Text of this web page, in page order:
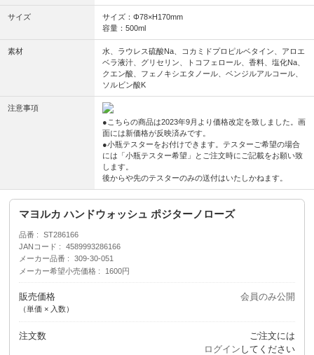
サイズ
サイズ：Φ78×H170mm
容量：500ml
素材
水、ラウレス硫酸Na、コカミドプロピルベタイン、アロエ
ベラ液汁、グリセリン、トコフェロール、香料、塩化Na、
クエン酸、フェノキシエタノール、ベンジルアルコール、
ソルビン酸K
注意事項
●こちらの商品は2023年9月より価格改定を致しました。画
面には新価格が反映済みです。
●小瓶テスターをお付けできます。テスターご希望の場合
には「小瓶テスター希望」とご注文時にご記載をお願い致
します。
後からや先のテスターのみの送付はいたしかねます。
マヨルカ ハンドウォッシュ ポジターノローズ
品番
ST286166
JANコード
4589993286166
メーカー品番
309-30-051
メーカー希望小売価格
1600円
販売価格
（単価 × 入数）
会員のみ公開
注文数
ご注文には
ログイン してください